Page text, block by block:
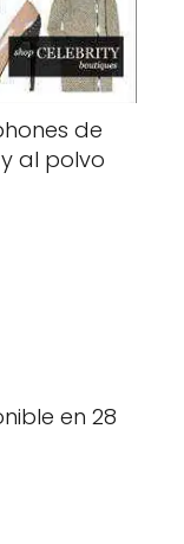
de
al polvo
en 28